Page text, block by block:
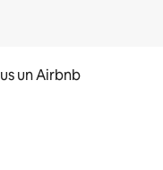
un Airbnb